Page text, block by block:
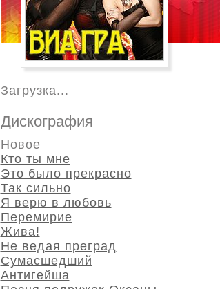
Загрузка...
Дискография
Новое
Кто ты мне
Это было прекрасно
Так сильно
Я верю в любовь
Перемирие
Жива!
Не ведая преград
Сумасшедший
Антигейша